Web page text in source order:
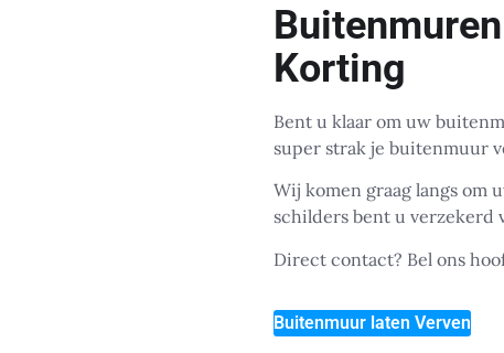
Korting
Bent u klaar om uw
super strak je buitenmuur
Wij komen graag langs om
schilders bent u verzekerd
Direct contact? Bel ons
Buitenmuur laten Verven